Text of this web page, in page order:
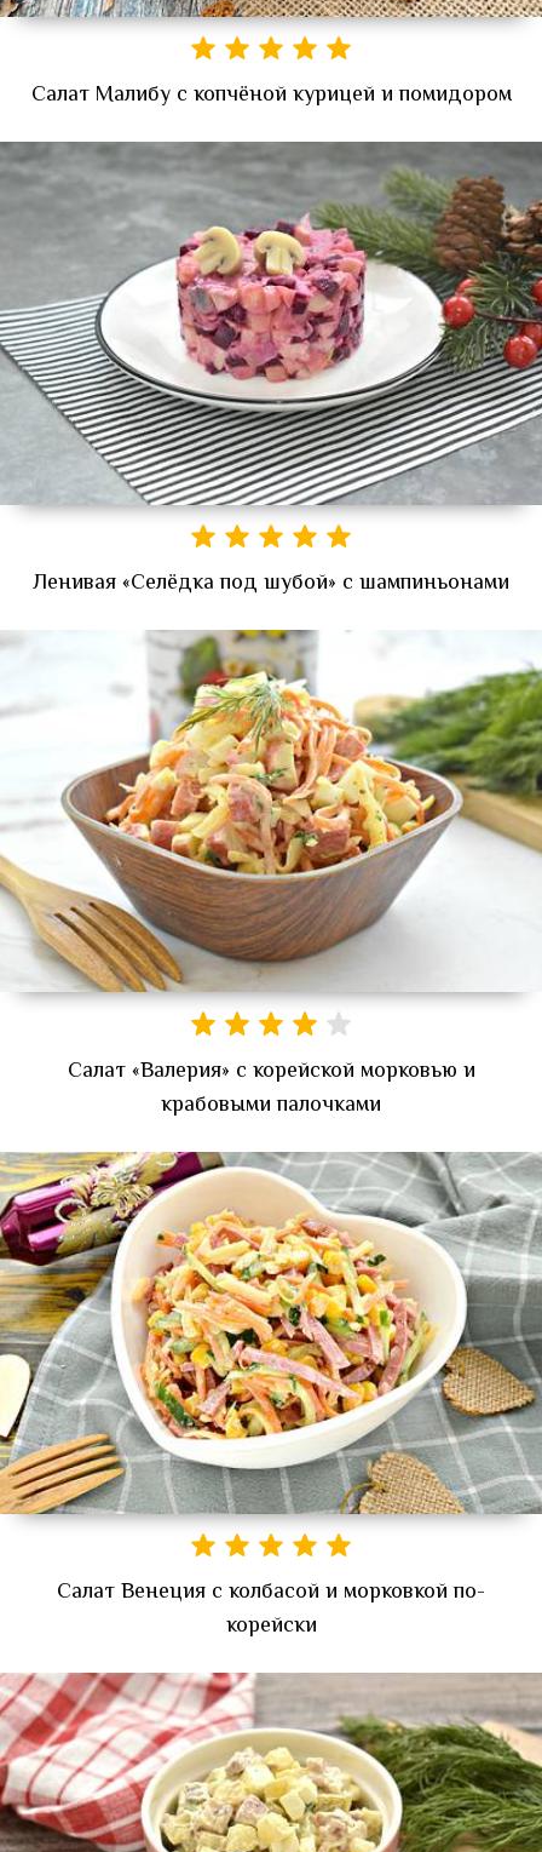
Салат Малибу с копчёной курицей и помидором
Ленивая «Селёдка под шубой» с шампиньонами
Салат «Валерия» с корейской морковью и
крабовыми палочками
Салат Венеция с колбасой и морковкой по-
корейски